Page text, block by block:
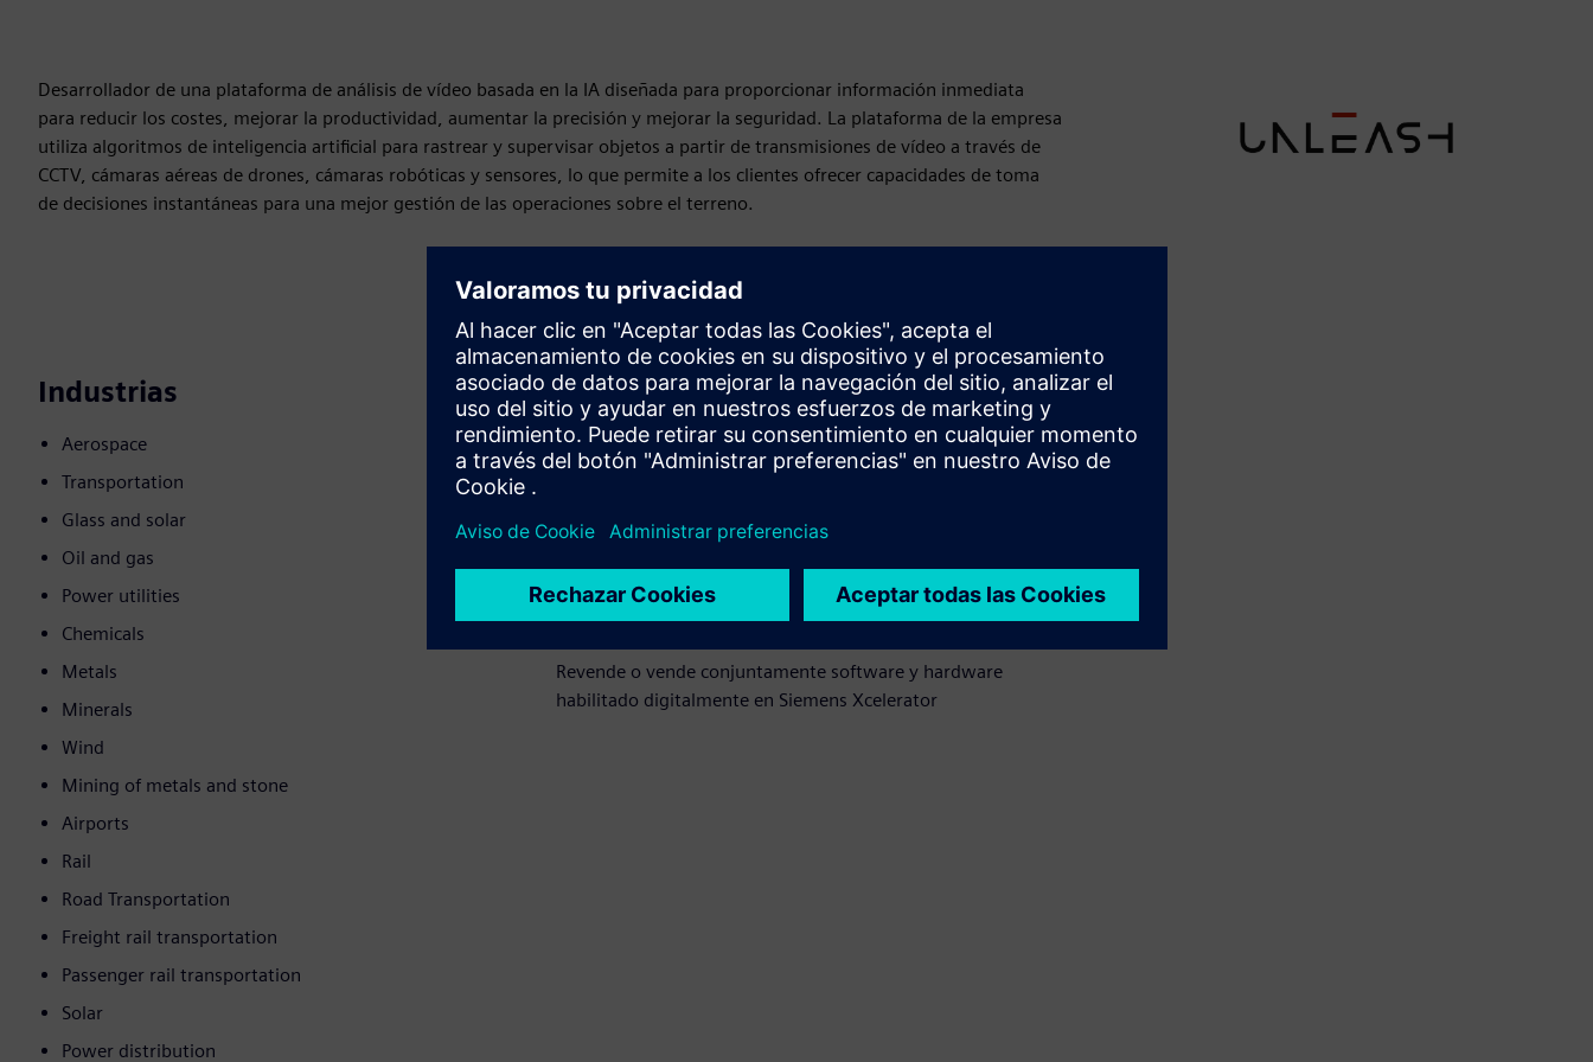
Desarrollador de una plataforma de análisis de vídeo basada en la IA diseñada para proporcionar información inmediata
para reducir los costes, mejorar la productividad, aumentar la precisión y mejorar la seguridad. La plataforma de la empresa
utiliza algoritmos de inteligencia artificial para rastrear y supervisar objetos a partir de transmisiones de vídeo a través de
CCTV, cámaras aéreas de drones, cámaras robóticas y sensores, lo que permite a los clientes ofrecer capacidades de toma
de decisiones instantáneas para una mejor gestión de las operaciones sobre el terreno.
Industrias
Aerospace
Transportation
Glass and solar
Oil and gas
Power utilities
Chemicals
Metals
Minerals
Wind
Mining of metals and stone
Airports
Rail
Road Transportation
Freight rail transportation
Passenger rail transportation
Solar
Power distribution
Movimiento
Build
Amplía o se basa en un producto o solución de Siemens
crea una nueva solución para el cliente mediante la
producto propio
Revende o vende conjuntamente software y hardware
habilitado digitalmente en Siemens Xcelerator